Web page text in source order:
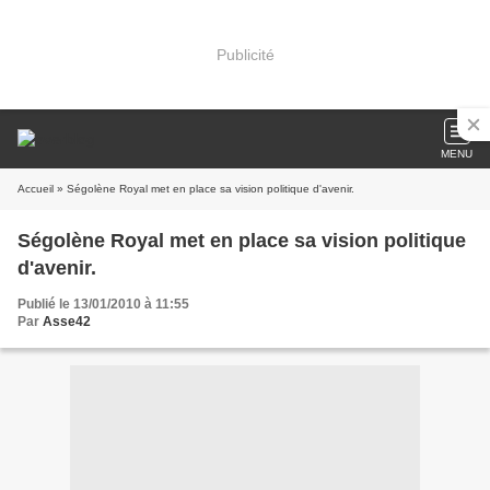
Publicité
MENU
Accueil » Ségolène Royal met en place sa vision politique d'avenir.
Ségolène Royal met en place sa vision politique
d'avenir.
Publié le 13/01/2010 à 11:55
Par Asse42